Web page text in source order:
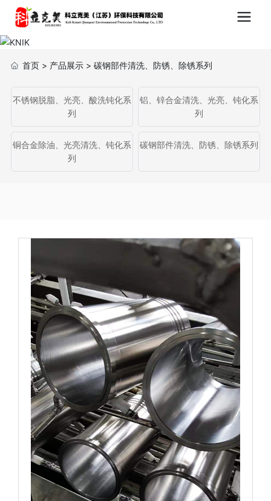
首页> 产品展示> 碳钢部件清洗、防锈、除锈系列
不锈钢脱脂、光亮、酸洗钝化系
列
铝、锌合金清洗、光亮、钝化系
列
铜合金除油、光亮清洗、钝化系
列
碳钢部件清洗、防锈、除锈系列